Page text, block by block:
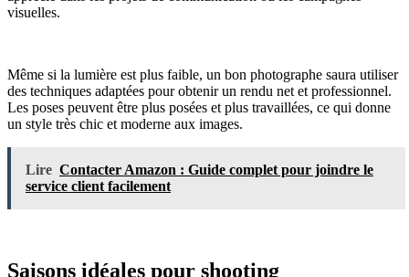
visuelles.
Même si la lumière est plus faible, un bon photographe saura utiliser
des techniques adaptées pour obtenir un rendu net et professionnel.
Les poses peuvent être plus posées et plus travaillées, ce qui donne
un style très chic et moderne aux images.
Lire Contacter Amazon : Guide complet pour joindre le
service client facilement
Saisons idéales pour shooting